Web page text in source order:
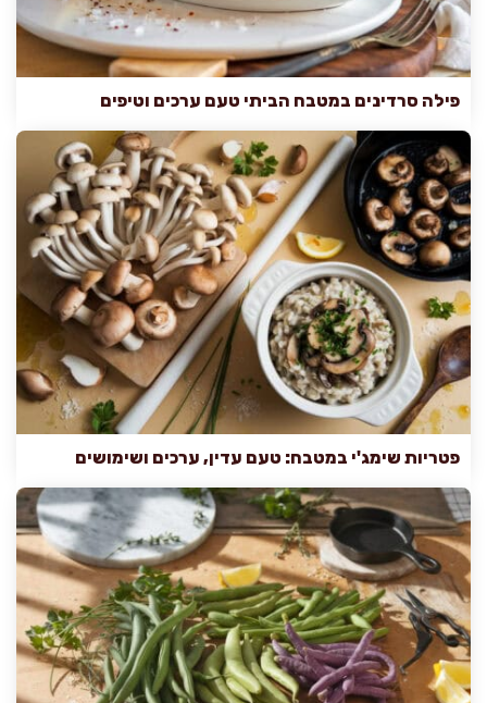
פילה סרדינים במטבח הביתי טעם ערכים וטיפים
פטריות שימג'י במטבח: טעם עדין, ערכים ושימושים